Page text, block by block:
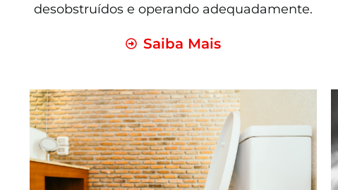
desobstruídos e operando adequadamente.
Saiba Mais